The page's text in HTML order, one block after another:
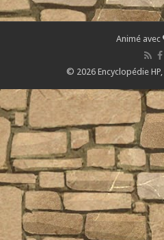
Animé avec
© 2026 Encyclopédie HP,